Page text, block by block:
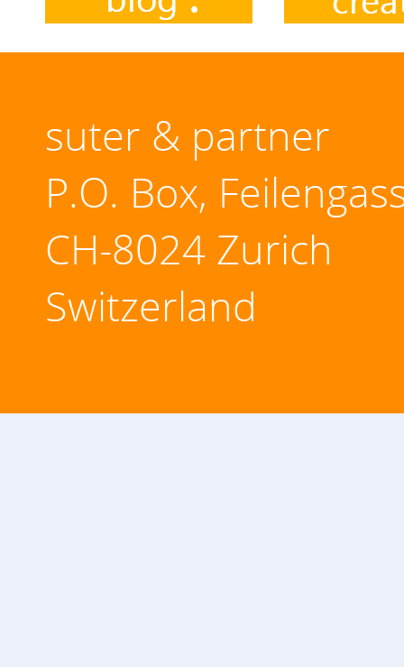
suter & partner
P.O. Box,
CH-8024 Zurich
Switzerland